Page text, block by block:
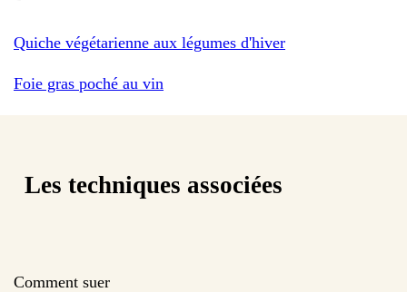
Quiche végétarienne aux légumes d'hiver
Foie gras poché au vin
Les techniques associées
Comment suer